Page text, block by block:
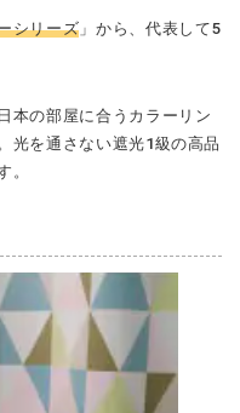
シリーズ 」から、代表して5
本の部屋に合うカラーリン
光を通さない遮光1級の高品
。